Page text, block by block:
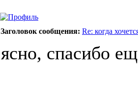
Заголовок сообщения: Re: когда
ясно, спасибо